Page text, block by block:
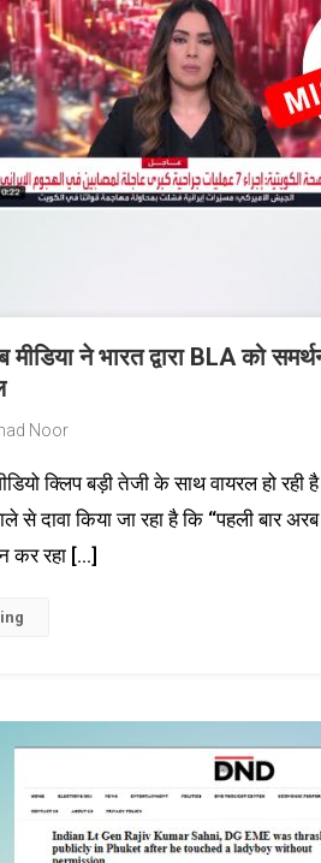
ने भारत द्वारा BLA को
Noor
क्लिप बड़ी तेजी के साथ वायरल हो
से दावा किया जा रहा है कि “पहली बार
कर रहा […]